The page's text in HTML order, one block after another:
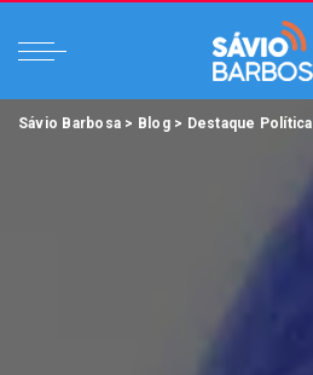
Sávio Barbosa > Blog> Destaque Política